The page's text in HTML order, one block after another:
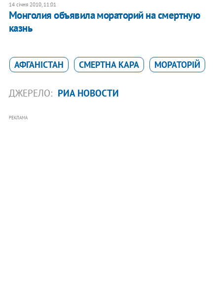
14 січня 2010, 11:01
Монголия объявила мораторий на смертную
казнь
АФГАНІСТАН СМЕРТНА КАРА МОРАТОРІЙ
ДЖЕРЕЛО: РИА НОВОСТИ
РЕКЛАМА